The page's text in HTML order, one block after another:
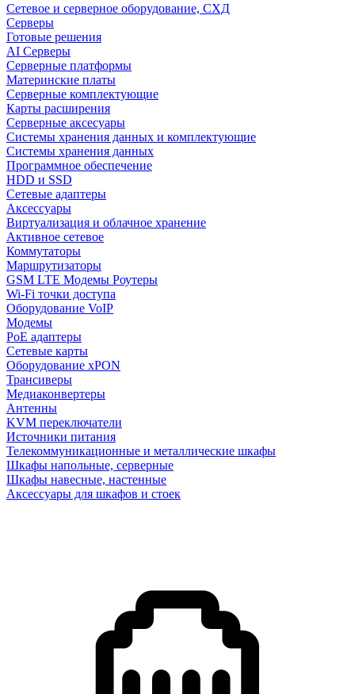
Сетевое и серверное оборудование, СХД
Cерверы
Готовые решения
AI Серверы
Серверные платформы
Материнские платы
Серверные комплектующие
Карты расширения
Серверные аксесуары
Системы хранения данных и комплектующие
Системы хранения данных
Программное обеспечение
HDD и SSD
Сетевые адаптеры
Аксессуары
Виртуализация и облачное хранение
Активное сетевое
Коммутаторы
Маршрутизаторы
GSM LTE Модемы Роутеры
Wi-Fi точки доступа
Оборудование VoIP
Модемы
PoE адаптеры
Сетевые карты
Оборудование xPON
Трансиверы
Медиаконвертеры
Антенны
KVM переключатели
Источники питания
Телекоммуникационные и металлические шкафы
Шкафы напольные, серверные
Шкафы навесные, настенные
Аксессуары для шкафов и стоек